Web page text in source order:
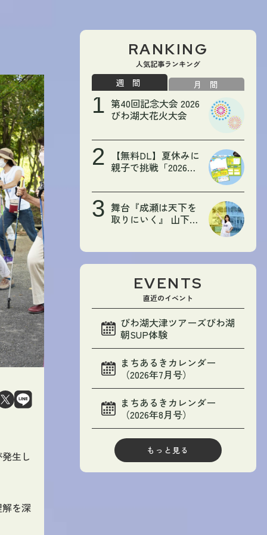
生し
を深
RANKING
人気記事ランキング
週間 月間
第40回記念大会 2026
びわ湖大花火大会
【無料DL】夏休みに
親子で挑戦「2026夏
我が家のクール大作
戦〜」
舞台『成瀬は天下を
取りにいく』 山下美
おおつWEB限定記
事】
EVENTS
直近のイベント
びわ湖大津ツアーズびわ湖
朝SUP体験
まちあるきカレンダー
（2026年7月号）
まちあるきカレンダー
（2026年8月号）
もっと見る